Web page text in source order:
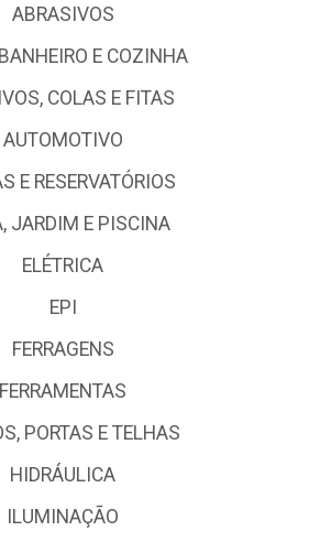
ABRASIVOS
E COZINHA
COLAS E FITAS
AUTOMOTIVO
E RESERVATÓRIOS
JARDIM E PISCINA
ELÉTRICA
EPI
FERRAGENS
FERRAMENTAS
PORTAS E TELHAS
HIDRÁULICA
ILUMINAÇÃO